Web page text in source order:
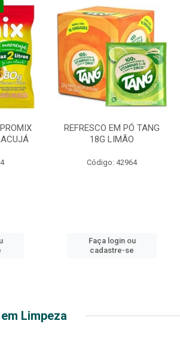
REFRESCO EM PÓ TANG
18G LIMÃO
Código: 42964
Faça login ou
cadastre-se
Limpeza